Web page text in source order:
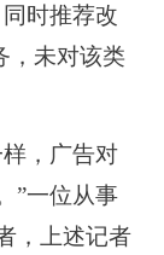
时推荐改
，未对该类
，广告对
”一位从事
，上述记者